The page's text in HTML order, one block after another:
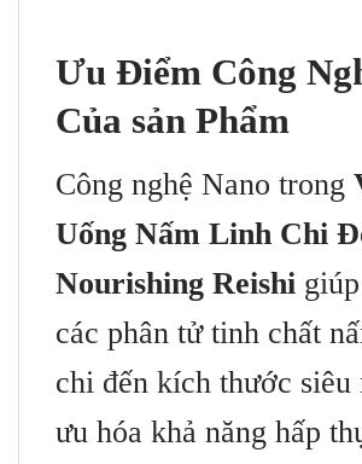
Ưu Điểm Công
Của sản Phẩm
Công nghệ Nano trong
Uống Nấm Linh Chi
Nourishing Reishi
các phân tử tinh chất
chi đến kích thước siêu
ưu hóa khả năng hấp